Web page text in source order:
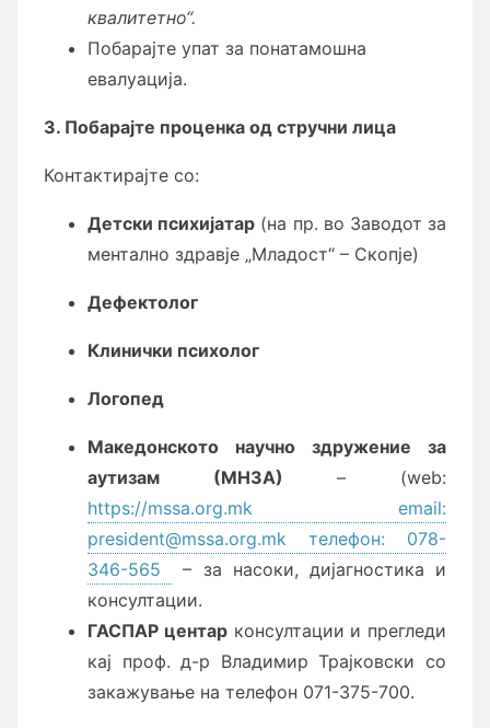
квалитетно“.
Побарајте упат за понатамошна
евалуација.
3. Побарајте проценка од стручни лица
Контактирајте со:
Детски психијатар (на пр. во Заводот за
ментално здравје „Младост“ – Скопје)
Дефектолог
Клинички психолог
Логопед
Македонското научно здружение за
аутизам (МНЗА) – (web:
https://mssa.org.mk email:
president@mssa.org.mk телефон: 078-
346-565
– за насоки, дијагностика и
консултации.
ГАСПАР центарконсултации и прегледи
кај проф. д-р Владимир Трајковски со
закажување на телефон 071-375-700.